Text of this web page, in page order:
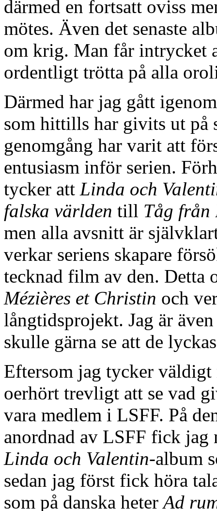
därmed en fortsatt oviss
mötes. Även det senaste
om krig. Man får intrycket
ordentligt trötta på alla
Därmed har jag gått
som hittills har givits ut på
genomgång har varit att
entusiasm inför serien.
tycker att Linda och
falska världen till Tåg från
men alla avsnitt är
verkar seriens skapare
tecknad film av den. Detta
Mézières et Christin och
långtidsprojekt. Jag är
skulle gärna se att de
Eftersom jag tycker väldigt
oerhört trevligt att se vad
vara medlem i LSFF. På
anordnad av LSFF fick jag
Linda och Valentin-album
sedan jag först fick höra
som på danska heterAd